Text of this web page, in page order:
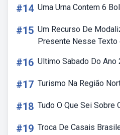
#14 Uma Urna Contem 6
#15 Um Recurso De
Presente Nesse Texto
#16 Ultimo Sabado Do Ano
#17 Turismo Na Região
#18 Tudo O Que Sei Sobre
#19 Troca De Casais